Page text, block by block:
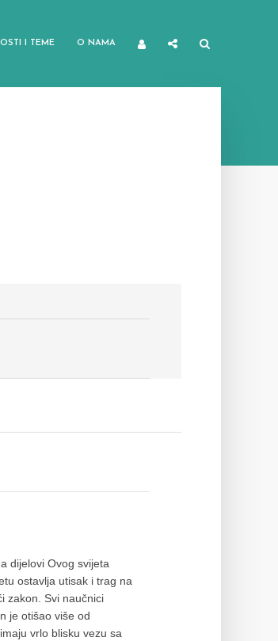
I TEME O NAMA
dijelovi Ovog svijeta
ostavlja utisak i trag na
zakon. Svi naučnici
je otišao više od
vrlo blisku vezu sa